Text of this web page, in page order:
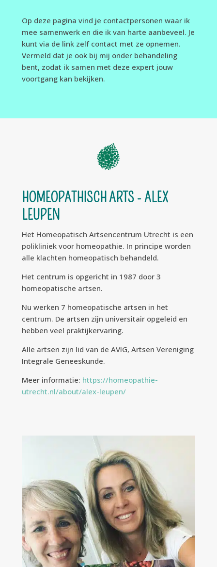
Op deze pagina vind je contactpersonen waar ik
mee samenwerk en die ik van harte aanbeveel. Je
kunt via de link zelf contact met ze opnemen.
Vermeld dat je ook bij mij onder behandeling
bent, zodat ik samen met deze expert jouw
voortgang kan bekijken.
HOMEOPATHISCH ARTS -ALEX
LEUPEN
Het Homeopatisch Artsencentrum Utrecht is een
polikliniek voor homeopathie. In principe worden
alle klachten homeopatisch behandeld.
Het centrum is opgericht in 1987 door 3
homeopatische artsen.
Nu werken 7 homeopatische artsen in het
centrum. De artsen zijn universitair opgeleid en
hebben veel praktijkervaring.
Alle artsen zijn lid van de AVIG, Artsen Vereniging
Integrale Geneeskunde.
Meer informatie: https://homeopathie-
utrecht.nl/about/alex-leupen/